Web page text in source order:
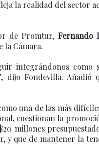
la realidad del sector
de Promtur, Fernando
la Cámara.
integrándonos como
dijo Fondevilla.
una de las más
cuestionan la
millones
y que de mantener la